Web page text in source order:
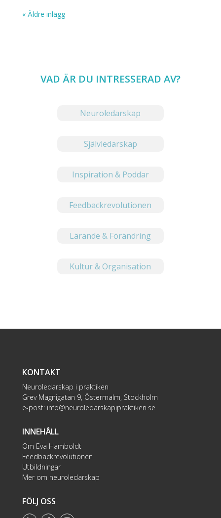
« Äldre inlägg
VAD ÄR DU INTRESSERAD AV?
Neuroledarskap
Självledarskap
Inspiration & Poddar
Feedbackrevolutionen
Lärande & Förändring
Kultur & Organisation
KONTAKT
Neuroledarskap i praktiken
Grev Magnigatan 9, Östermalm, Stockholm
e-post: info@neuroledarskapipraktiken.se
INNEHÅLL
Om Eva Hamboldt
Feedbackrevolutionen
Utbildningar
Mer om neuroledarskap
FÖLJ OSS